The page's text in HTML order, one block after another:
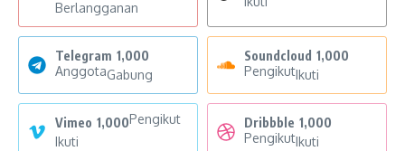
Berlangganan
Telegram 1,000
AnggotaGabung
Soundcloud 1,000
PengikutIkuti
Vimeo 1,000Pengikut
Ikuti
Dribbble 1,000
PengikutIkuti